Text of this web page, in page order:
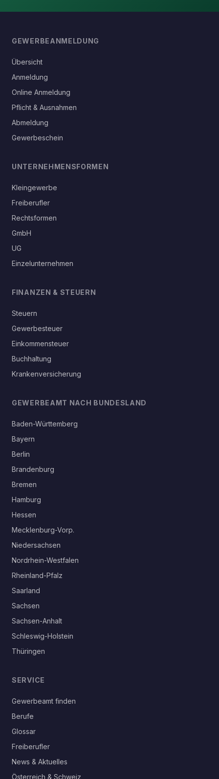
GEWERBEANMELDUNG
Übersicht
Anmeldung
Online Anmeldung
Pflicht & Ausnahmen
Abmeldung
Gewerbeschein
UNTERNEHMENSFORMEN
Kleingewerbe
Freiberufler
Rechtsformen
GmbH
UG
Einzelunternehmen
FINANZEN & STEUERN
Steuern
Gewerbesteuer
Einkommensteuer
Buchhaltung
Krankenversicherung
GEWERBEAMT NACH BUNDESLAND
Baden-Württemberg
Bayern
Berlin
Brandenburg
Bremen
Hamburg
Hessen
Mecklenburg-Vorp.
Niedersachsen
Nordrhein-Westfalen
Rheinland-Pfalz
Saarland
Sachsen
Sachsen-Anhalt
Schleswig-Holstein
Thüringen
SERVICE
Gewerbeamt finden
Berufe
Glossar
Freiberufler
News & Aktuelles
Österreich & Schweiz